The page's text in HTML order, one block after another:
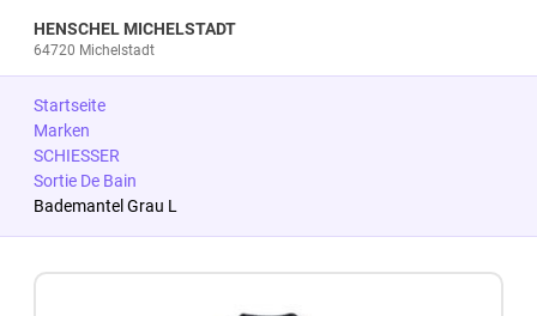
HENSCHEL MICHELSTADT
64720 Michelstadt
Startseite
Marken
SCHIESSER
Sortie De Bain
Bademantel Grau L